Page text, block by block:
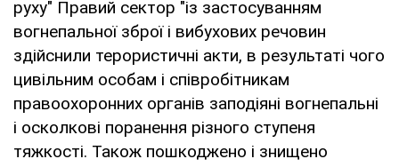
руху" Правий сектор "із застосуванням
вогнепальної зброї і вибухових речовин
здійснили терористичні акти, в результаті чого
цивільним особам і співробітникам
правоохоронних органів заподіяні вогнепальні
і осколкові поранення різного ступеня
тяжкості. Також пошкоджено і знищено